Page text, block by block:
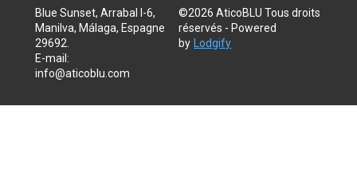
Blue Sunset, Arrabal I-6,
Manilva, Málaga, Espagne
29692
E-mail :
info@aticoblu.com
©2026 AticoBLU Tous droits
réservés - Powered
by
Lodgify